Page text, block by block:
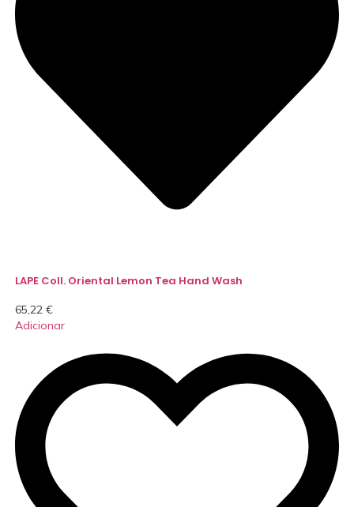
LAPE Coll. Oriental Lemon Tea Hand Wash
65,22 €
Adicionar